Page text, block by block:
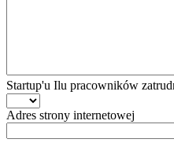
Startup'u Ilu pracowników
Adres strony internetowej